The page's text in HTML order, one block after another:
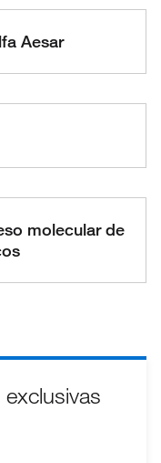
Aesar
molecular de